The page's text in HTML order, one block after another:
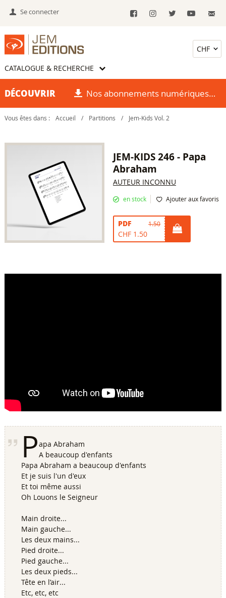
Se connecter
CATALOGUE & RECHERCHE
DÉCOUVRIR Nos abonnements numériques
Vous êtes dans : Accueil / Partitions / Jem-Kids Vol. 2
JEM-KIDS 246 - Papa
Abraham
AUTEUR INCONNU
en stock Ajouter aux favoris
PDF 1.50
CHF 1.50
Papa Abraham
A beaucoup d'enfants
Papa Abraham a beaucoup d'enfants
Et je suis l'un d'eux
Et toi même aussi
Oh Louons le Seigneur
Main droite...
Main gauche...
Les deux mains...
Pied droite...
Pied gauche...
Les deux pieds...
Tête en l’air...
Etc, etc, etc